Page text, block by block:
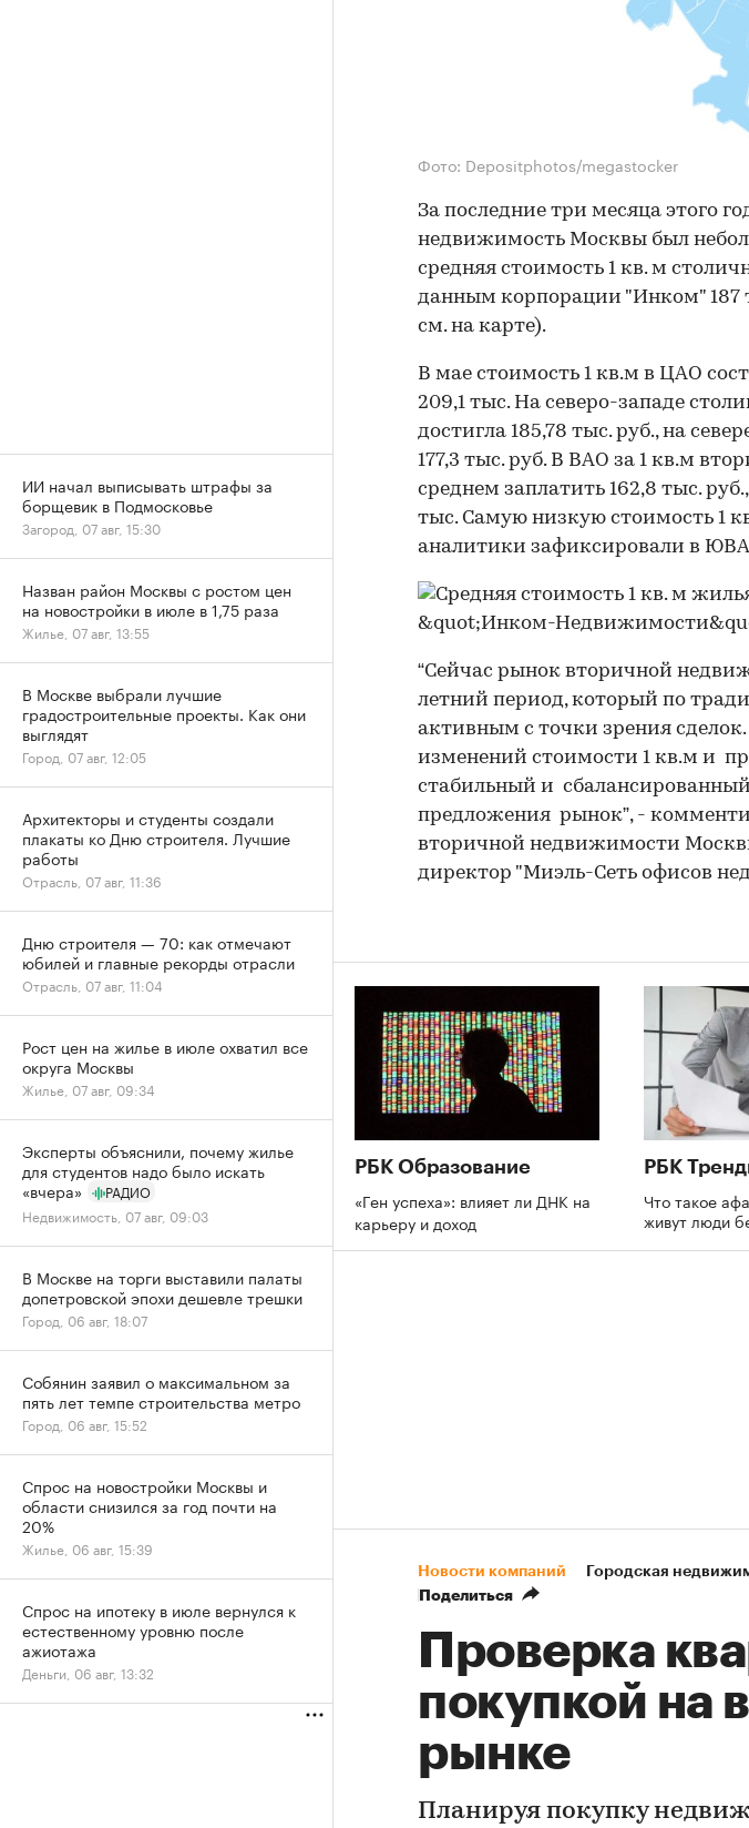
Фото: Depositphotos/megastocker
За последние три месяца этого
недвижимость Москвы был
средняя стоимость 1 кв. м
данным корпорации "Инком" 187
см. на карте).
В мае стоимость 1 кв.м в ЦАО
209,1 тыс. На северо-западе
достигла 185,78 тыс. руб., на
177,3 тыс. руб. В ВАО за 1 кв.м
среднем заплатить 162,8 тыс.
тыс. Самую низкую стоимость 1
аналитики зафиксировали в
“Сейчас рынок вторичной
летний период, который по
активным с точки зрения
изменений стоимости 1 кв.м и
стабильный и
предложения рынок”, -
вторичной недвижимости
директор "Миэль-Сеть офисов
РБК Образование
«Ген успеха»: влияет ли ДНК на
карьеру и доход
РБК
Что такое
живут люди
Новости компаний Городская
Поделиться
Проверка
покупкой на
рынке
Планируя покупку
ИИ начал выписывать штрафы за
борщевик в Подмосковье
Загород, 07 авг, 15:30
Назван район Москвы с ростом цен
на новостройки в июле в 1,75 раза
Жилье, 07 авг, 13:55
В Москве выбрали лучшие
градостроительные проекты. Как они
выглядят
Город, 07 авг, 12:05
Архитекторы и студенты создали
плакаты ко Дню строителя. Лучшие
работы
Отрасль, 07 авг, 11:36
Дню строителя — 70: как отмечают
юбилей и главные рекорды отрасли
Отрасль, 07 авг, 11:04
Рост цен на жилье в июле охватил все
округа Москвы
Жилье, 07 авг, 09:34
Эксперты объяснили, почему жилье
для студентов надо было искать
«вчера»
РАДИО
Недвижимость, 07 авг, 09:03
В Москве на торги выставили палаты
допетровской эпохи дешевле трешки
Город, 06 авг, 18:07
Собянин заявил о максимальном за
пять лет темпе строительства метро
Город, 06 авг, 15:52
Спрос на новостройки Москвы и
области снизился за год почти на
20%
Жилье, 06 авг, 15:39
Спрос на ипотеку в июле вернулся к
естественному уровню после
ажиотажа
Деньги, 06 авг, 13:32